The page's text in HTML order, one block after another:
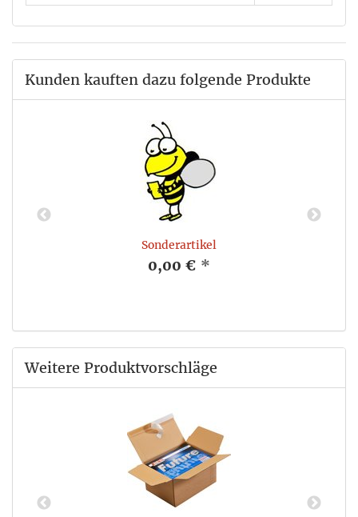
Kunden kauften dazu folgende Produkte
Sonderartikel
0,00 € *
Weitere Produktvorschläge